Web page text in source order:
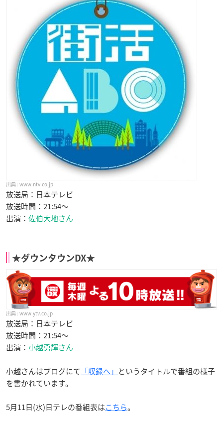
www.ntv.co.jp
放送局：日本テレビ
放送時間：21:54〜
出演： 佐伯大地さん
★ダウンタウンDX★
www.ytv.co.jp
放送局：日本テレビ
放送時間：21:54〜
出演： 小越勇輝さん
小越さんはブログにて 「収録へ」 というタイトルで番組の様子
を書かれています。
5月11日(水)日テレの番組表はこちら。